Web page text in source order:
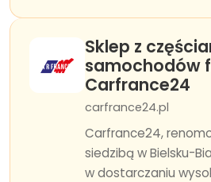
Sklep z
samochodów
Carfrance24
carfrance24.pl
Carfrance24,
siedzibą w Bielsku-
w dostarczaniu